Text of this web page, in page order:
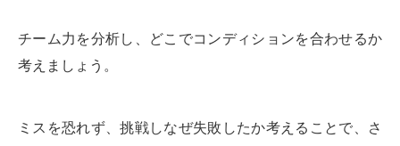
チーム力を分析し、どこでコンディションを合わせるか
考えましょう。
ミスを恐れず、挑戦しなぜ失敗したか考えることで、さ